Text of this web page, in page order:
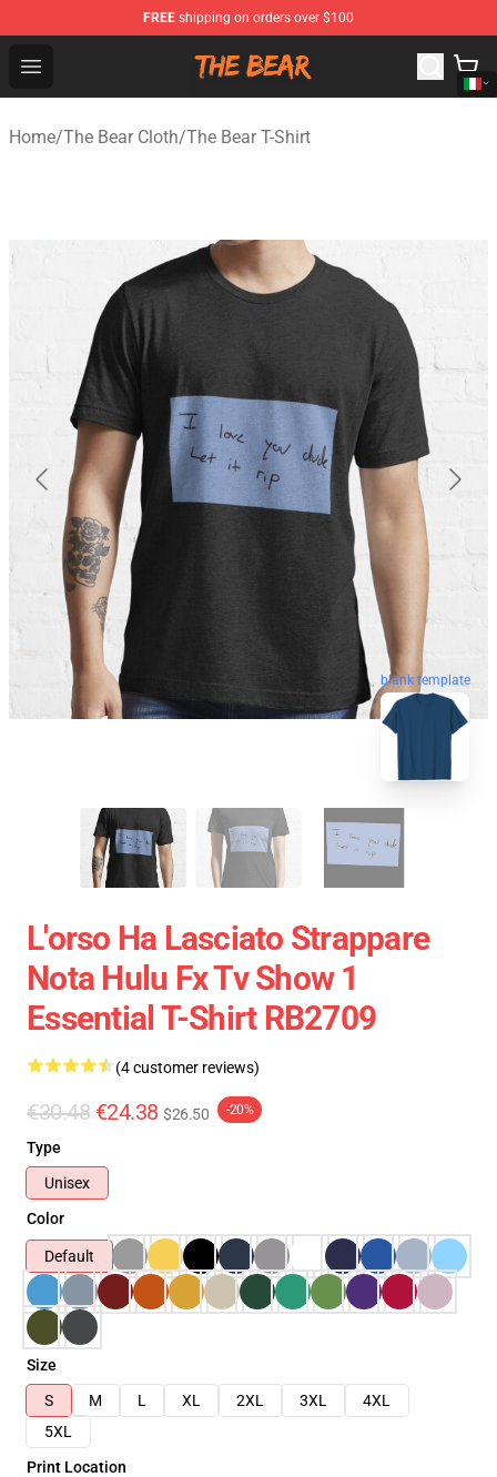
FREE shipping on orders over $100
Open menu
The Bear Shop - Official The Bear Merchandise Store
Home/The Bear Cloth/The Bear T-Shirt
blank template
L'orso Ha Lasciato Strappare
Nota Hulu Fx Tv Show 1
Essential T-Shirt RB2709
(4 customer reviews)
€30.48 €24.38 $26.50 -20%
Type
Unisex
Color
Default
Size
S
M L XL 2XL 3XL
4XL
5XL
Print Location